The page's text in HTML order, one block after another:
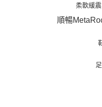
柔軟緩
順暢